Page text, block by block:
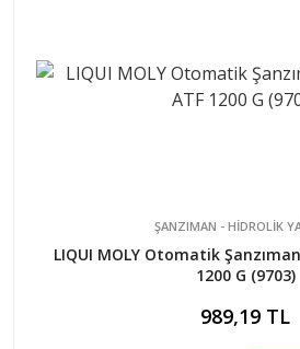
ŞANZIMAN - HİDROLİK
LIQUI MOLY Otomatik
1200 G (9703)
989,19 TL